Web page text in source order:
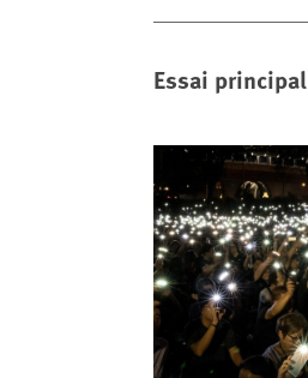
Essai principal